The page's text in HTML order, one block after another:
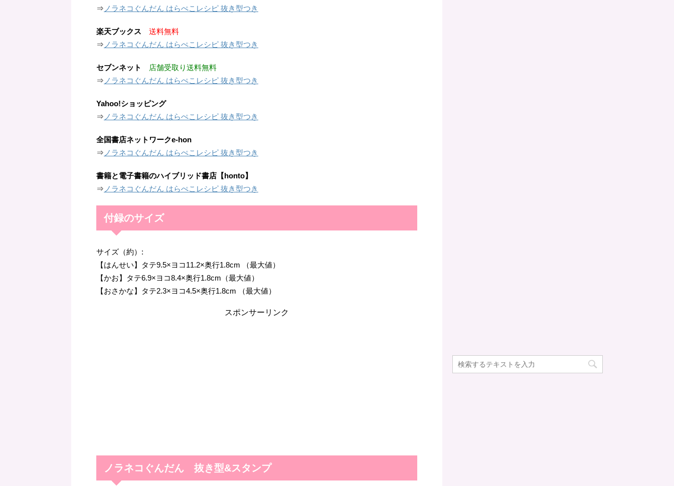
⇒ ノラネコぐんだん はらぺこレシピ 抜き型つき
楽天ブックス
送料無料
⇒ ノラネコぐんだん はらぺこレシピ 抜き型つき
セブンネット
店舗受取り送料無料
⇒ ノラネコぐんだん はらぺこレシピ 抜き型つき
Yahoo!ショッピング
⇒ ノラネコぐんだん はらぺこレシピ 抜き型つき
全国書店ネットワークe-hon
⇒ ノラネコぐんだん はらぺこレシピ 抜き型つき
書籍と電子書籍のハイブリッド書店【honto】
⇒ ノラネコぐんだん はらぺこレシピ 抜き型つき
付録のサイズ
サイズ（約）:
【はんせい】タテ9.5×ヨコ11.2×奥行1.8cm （最大値）
【かお】タテ6.9×ヨコ8.4×奥行1.8cm（最大値）
【おさかな】タテ2.3×ヨコ4.5×奥行1.8cm （最大値）
スポンサーリンク
ノラネコぐんだん 抜き型&スタンプ